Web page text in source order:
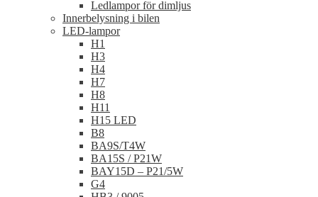
Ledlampor för dimljus
Innerbelysning i bilen
LED-lampor
H1
H3
H4
H7
H8
H11
H15 LED
B8
BA9S/T4W
BA15S / P21W
BAY15D – P21/5W
G4